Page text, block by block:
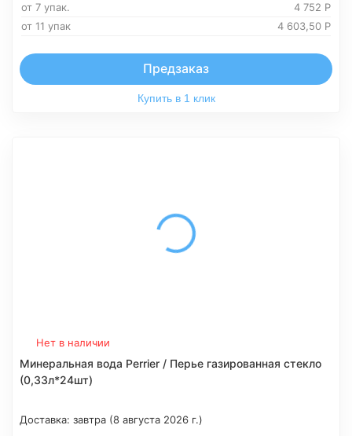
от 7 упак.
4 752 Р
от 11 упак
4 603,50 Р
Предзаказ
Купить в 1 клик
Нет в наличии
Минеральная вода Perrier / Перье газированная стекло
(0,33л*24шт)
Доставка: завтра (8 августа 2026 г.)